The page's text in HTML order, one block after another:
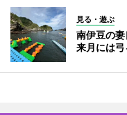
見る・遊ぶ
南伊豆の
来月には